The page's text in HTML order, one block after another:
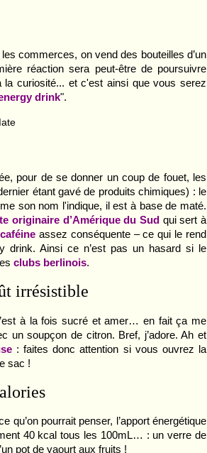
commerces, on vend des bouteilles d’un
réaction sera peut-être de poursuivre
curiosité... et c'est ainsi que vous serez
drink".
pour de se donner un coup de fouet, les
étant gavé de produits chimiques) : le
son nom l'indique, il est à base de maté.
originaire d’Amérique du Sud qui sert à
caféineassez conséquente – ce qui le rend
drink. Ainsi ce n’est pas un hasard si le
clubs berlinois.
irrésistible
à la fois sucré et amer… en fait ça me
un soupçon de citron. Bref, j’adore. Ah et
: faites donc attention si vous ouvrez la
sac !
qu’on pourrait penser, l’apport énergétique
40 kcal tous les 100mL… : un verre de
pot de yaourt aux fruits !